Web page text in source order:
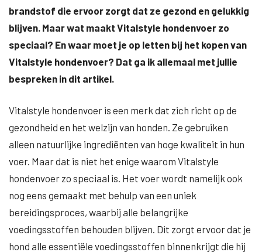
brandstof die ervoor zorgt dat ze gezond en gelukkig
blijven. Maar wat maakt Vitalstyle hondenvoer zo
speciaal? En waar moet je op letten bij het kopen van
Vitalstyle hondenvoer? Dat ga ik allemaal met jullie
bespreken in dit artikel.
Vitalstyle hondenvoer is een merk dat zich richt op de
gezondheid en het welzijn van honden. Ze gebruiken
alleen natuurlijke ingrediënten van hoge kwaliteit in hun
voer. Maar dat is niet het enige waarom Vitalstyle
hondenvoer zo speciaal is. Het voer wordt namelijk ook
nog eens gemaakt met behulp van een uniek
bereidingsproces, waarbij alle belangrijke
voedingsstoffen behouden blijven. Dit zorgt ervoor dat je
hond alle essentiële voedingsstoffen binnenkrijgt die hij